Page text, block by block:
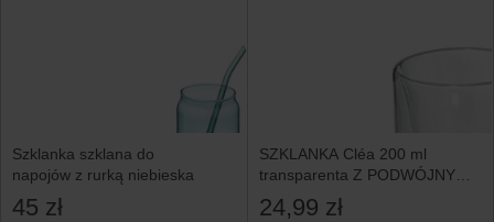
Szklanka szklana do
napojów z rurką niebieska
45 zł
SZKLANKA Cléa 200 ml
transparenta Z PODWÓJNYMI
ŚCIANKAMI
24,99 zł